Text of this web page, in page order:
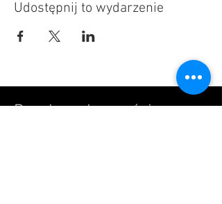
Udostępnij to wydarzenie
Pasek społecznościowy